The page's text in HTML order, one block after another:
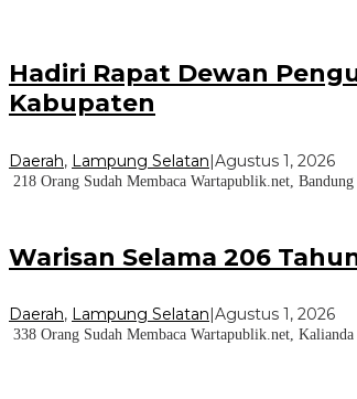
Hadiri Rapat Dewan
Kabupaten
Daerah, Lampung Selatan|Agustus 1, 2026
218 Orang Sudah Membaca Wartapublik.net,
Warisan Selama 206
Daerah, Lampung Selatan|Agustus 1, 2026
338 Orang Sudah Membaca Wartapublik.net,